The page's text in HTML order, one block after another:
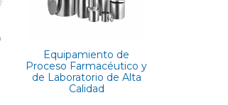
Equipamiento de
Proceso Farmacéutico y
de Laboratorio de Alta
Calidad